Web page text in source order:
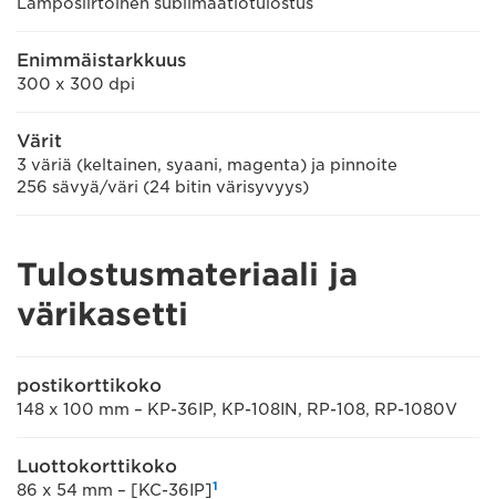
Enimmäistarkkuus
300 x 300 dpi
Värit
3 väriä (keltainen, syaani, magenta) ja pinnoite
256 sävyä/väri (24 bitin värisyvyys)
Tulostusmateriaali ja
värikasetti
postikorttikoko
148 x 100 mm – KP-36IP, KP-108IN, RP-108, RP-1080V
Luottokorttikoko
86 x 54 mm – [KC-36IP] 1